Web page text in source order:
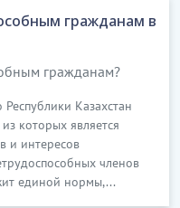
гражданам в
гражданам?
Казахстан
которых является
и интересов
членов
единой нормы,...